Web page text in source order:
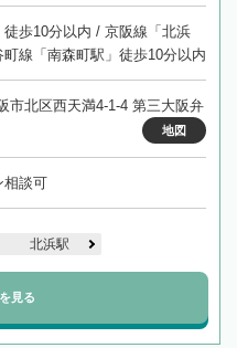
歩10分以内 / 京阪線「北浜
線「南森町駅」徒歩10分以内
市北区西天満4-1-4 第三大阪弁
地図
相談可
北浜駅
見る